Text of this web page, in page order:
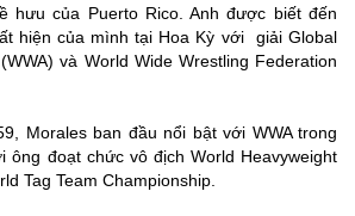
hưu của Puerto Rico. Anh được biết đến
hiện của mình tại Hoa Kỳ với giải Global
và World Wide Wrestling Federation
Morales ban đầu nổi bật với WWA trong
ông đoạt chức vô địch World Heavyweight
Tag Team Championship.